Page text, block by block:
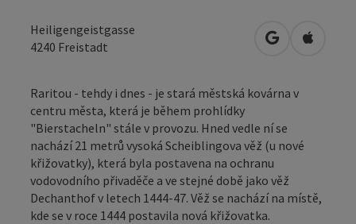
Heiligengeistgasse
4240 Freistadt Otevřít vOtevřít
Raritou - tehdy i dnes - je stará městská kovárna v
centru města, která je během prohlídky
"Bierstacheln" stále v provozu. Hned vedle ní se
nachází 21 metrů vysoká Scheiblingova věž (u nové
křižovatky), která byla postavena na ochranu
vodovodního přivaděče a ve stejné době jako věž
Dechanthof v letech 1444-47. Věž se nachází na místě,
kde se v roce 1444 postavila nová křižovatka.